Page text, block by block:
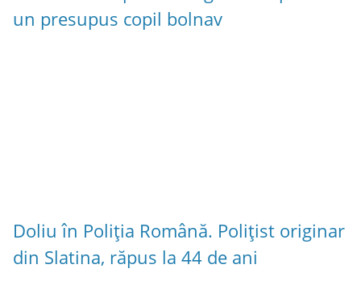
un presupus copil bolnav
Doliu în Poliția Română. Polițist originar
din Slatina, răpus la 44 de ani